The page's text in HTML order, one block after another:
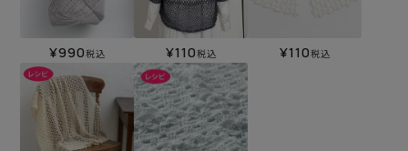
¥990税込 ¥110税込 ¥110税込